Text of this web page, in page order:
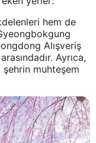
hem de
Alışveriş
Ayrıca,
şehrin muhteşem